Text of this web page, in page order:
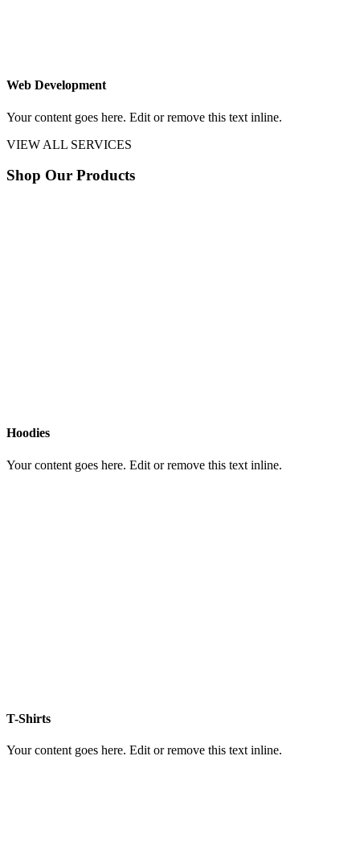
Web Development
Your content goes here. Edit or remove this text inline.
VIEW ALL SERVICES
Shop Our Products
Hoodies
Your content goes here. Edit or remove this text inline.
T-Shirts
Your content goes here. Edit or remove this text inline.